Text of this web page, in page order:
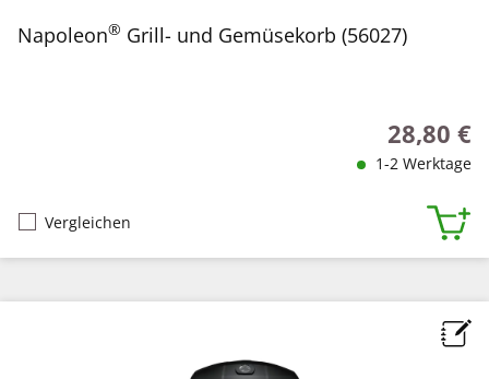
Napoleon® Grill- und Gemüsekorb (56027)
Regulärer
28,80 €
1-2 Werktage
Vergleichen